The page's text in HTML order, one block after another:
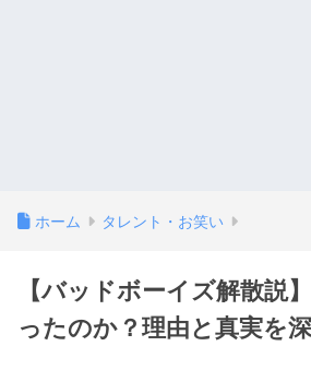
ホーム タレント・お笑い
【バッドボーイズ解散説
ったのか？理由と真実を深